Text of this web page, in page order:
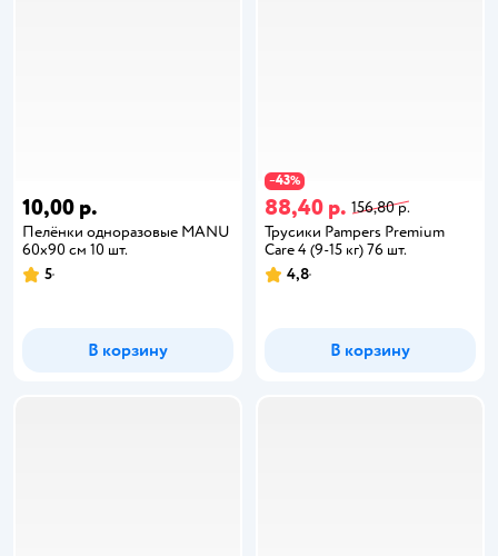
10,00 р.
Пелёнки одноразовые MANU
60х90 см 10 шт.
5
В корзину
−43%
88,40 р. 156,80 р.
Трусики Pampers Premium
Care 4 (9-15 кг) 76 шт.
4,8
В корзину